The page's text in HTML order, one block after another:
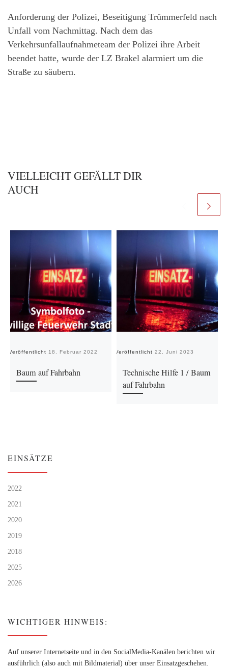
Anforderung der Polizei, Beseitigung Trümmerfeld nach
Unfall vom Nachmittag. Nach dem das
Verkehrsunfallaufnahmeteam der Polizei ihre Arbeit
beendet hatte, wurde der LZ Brakel alarmiert um die
Straße zu säubern.
VIELLEICHT GEFÄLLT DIR
AUCH
Veröffentlicht 18. Februar 2022
Baum auf Fahrbahn
Veröffentlicht 22. Juni 2023
Technische Hilfe 1 / Baum
auf Fahrbahn
EINSÄTZE
2022
2021
2020
2019
2018
2025
2026
WICHTIGER HINWEIS:
Auf unserer Internetseite und in den SocialMedia-Kanälen berichten wir
ausführlich (also auch mit Bildmaterial) über unser Einsatzgeschehen.